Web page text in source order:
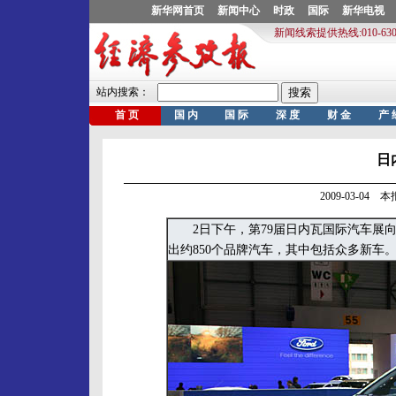
2009-03-04 本
2日下午，第79届日内瓦国际汽车展向
出约850个品牌汽车，其中包括众多新车。